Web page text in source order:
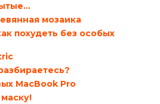
мозаика
похудеть без особых
MacBook Pro